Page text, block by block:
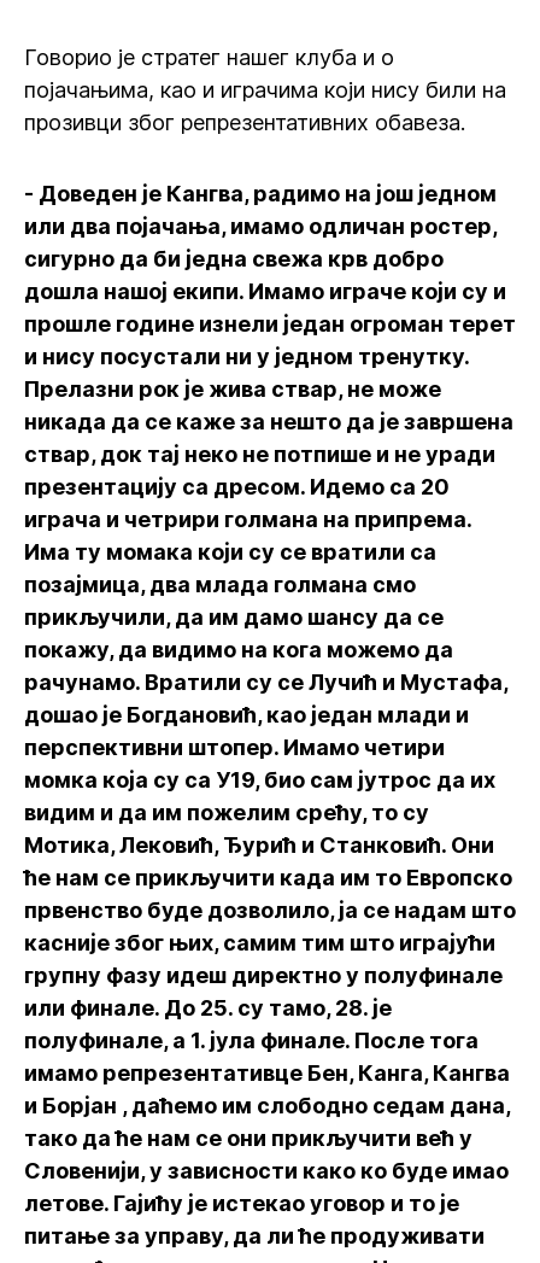
Говорио је стратег нашег клуба и о
појачањима, као и играчима који нису били на
прозивци због репрезентативних обавеза.
- Доведен је Кангва, радимо на још једном
или два појачања, имамо одличан ростер,
сигурно да би једна свежа крв добро
дошла нашој екипи. Имамо играче који су и
прошле године изнели један огроман терет
и нису посустали ни у једном тренутку.
Прелазни рок је жива ствар, не може
никада да се каже за нешто да је завршена
ствар, док тај неко не потпише и не уради
презентацију са дресом. Идемо са 20
играча и четрири голмана на припрема.
Има ту момака који су се вратили са
позајмица, два млада голмана смо
прикључили, да им дамо шансу да се
покажу, да видимо на кога можемо да
рачунамо. Вратили су се Лучић и Мустафа,
дошао је Богдановић, као један млади и
перспективни штопер. Имамо четири
момка која су са У19, био сам јутрос да их
видим и да им пожелим срећу, то су
Мотика, Лековић, Ђурић и Станковић. Они
ће нам се прикључити када им то Европско
првенство буде дозволило, ја се надам што
касније због њих, самим тим што играјући
групну фазу идеш директно у полуфинале
или финале. До 25. су тамо, 28. је
полуфинале, а 1. јула финале. После тога
имамо репрезентативце Бен, Канга, Кангва
и Борјан , даћемо им слободно седам дана,
тако да ће нам се они прикључити већ у
Словенији, у зависности како ко буде имао
летове. Гајићу је истекао уговор и то је
питање за управу, да ли ће продуживати